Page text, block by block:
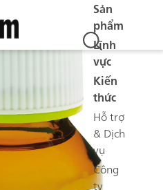
Sản
phẩm
Lĩnh
vực
Kiến
thức
Hỗ trợ
& Dịch
vụ
Công
ty